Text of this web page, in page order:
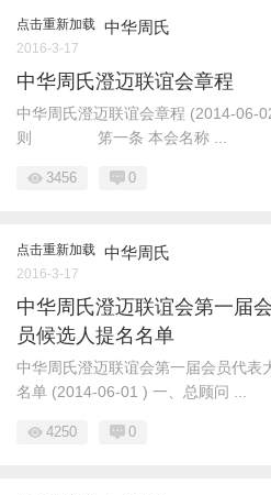
点击重新加载 中华周氏
2016-3-17
中华周氏澄迈联谊会章程
中华周氏澄迈联谊会章程
则 笫一条 本会名称 ...
3456 0
点击重新加载 中华周氏
2016-3-17
中华周氏澄迈联谊会第一届
员候选人提名名单
中华周氏澄迈联谊会第一届会员代表
名单 (2014-06-01 ) 一、总顾问 ...
4250 0